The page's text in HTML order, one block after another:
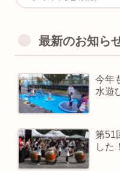
最新のお知ら
今年
水遊
第51
した！